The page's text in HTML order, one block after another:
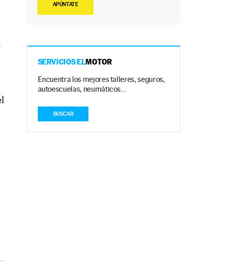
APÚNTATE
SERVICIOS ELMOTOR
Encuentra los mejores talleres, seguros,
autoescuelas, neumáticos…
BUSCAR